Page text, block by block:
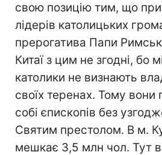
свою позицію тим, що
лідерів католицьких
прерогатива Папи
Китаї з цим не згодні, бо
католики не визнають
своїх теренах. Тому вони
собі єпископів без
Святим престолом. В м.
мешкає 3,5 млн чол. Тут